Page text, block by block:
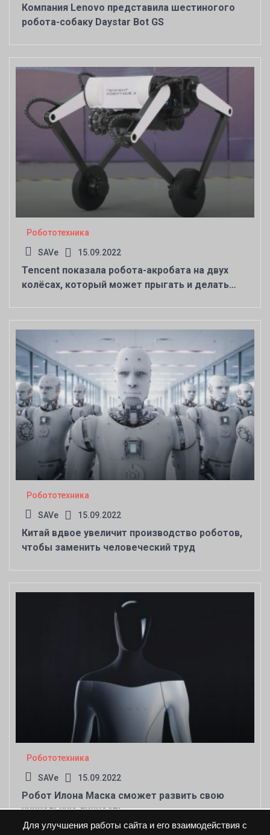
Для улучшения работы сайта и его взаимодействия с
Компания Lenovo представила шестиногого
робота-собаку Daystar Bot GS
Робототехника
SAVe 15.09.2022
Tencent показала робота-акробата на двух
колёсах, который может прыгать и делать
Робототехника
SAVe 15.09.2022
Китай вдвое увеличит производство роботов,
чтобы заменить человеческий труд
Робототехника
SAVe 15.09.2022
Робот Илона Маска сможет развить свою
уникальную личность